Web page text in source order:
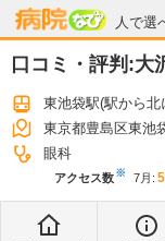
人で選
病院なび
口コミ・評判:大
東池袋駅(駅から北
東京都豊島区東池
眼科
アクセス数※ 7月 : 5